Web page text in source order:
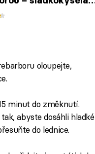
ke kávě i čaji
oloupejte,
minut do změknutí.
abyste dosáhli hladké
do lednice.